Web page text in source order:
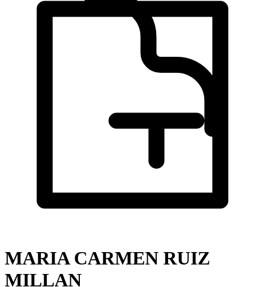
MARIA CARMEN RUIZ
MILLAN